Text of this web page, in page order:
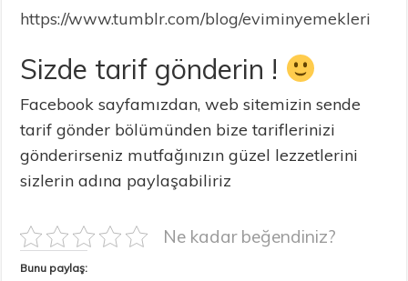
https://www.tumblr.com/blog/eviminyemekleri
Sizde tarif gönderin !
Facebook sayfamızdan, web sitemizin sende
tarif gönder bölümünden bize tariflerinizi
gönderirseniz mutfağınızın güzel lezzetlerini
sizlerin adına paylaşabiliriz
Ne kadar beğendiniz?
Bunu paylaş: